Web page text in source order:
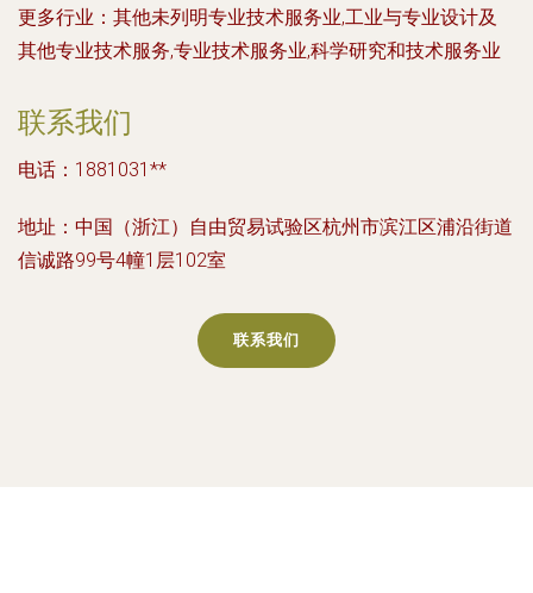
更多行业： 其他未列明专业技术服务业,工业与专业设计及
其他专业技术服务,专业技术服务业,科学研究和技术服务业
联系我们
电话：1881031**
地址：中国（浙江）自由贸易试验区杭州市滨江区浦沿街道
信诚路99号4幢1层102室
联系我们